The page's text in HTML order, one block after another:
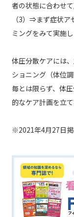
者の状態に合わせ
（3）⇒まず症状
ミングをみて実施し
体圧分散ケアには
ショニング（体位
毎とは限らず、体
的なケア計画を立
※2021年4月27日掲